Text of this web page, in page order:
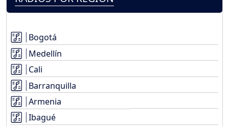
Bogotá
Medellín
Cali
Barranquilla
Armenia
Ibagué